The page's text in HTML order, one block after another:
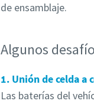
de ensamblaje.
Algunos
1. Unión de celda a
Las baterías del